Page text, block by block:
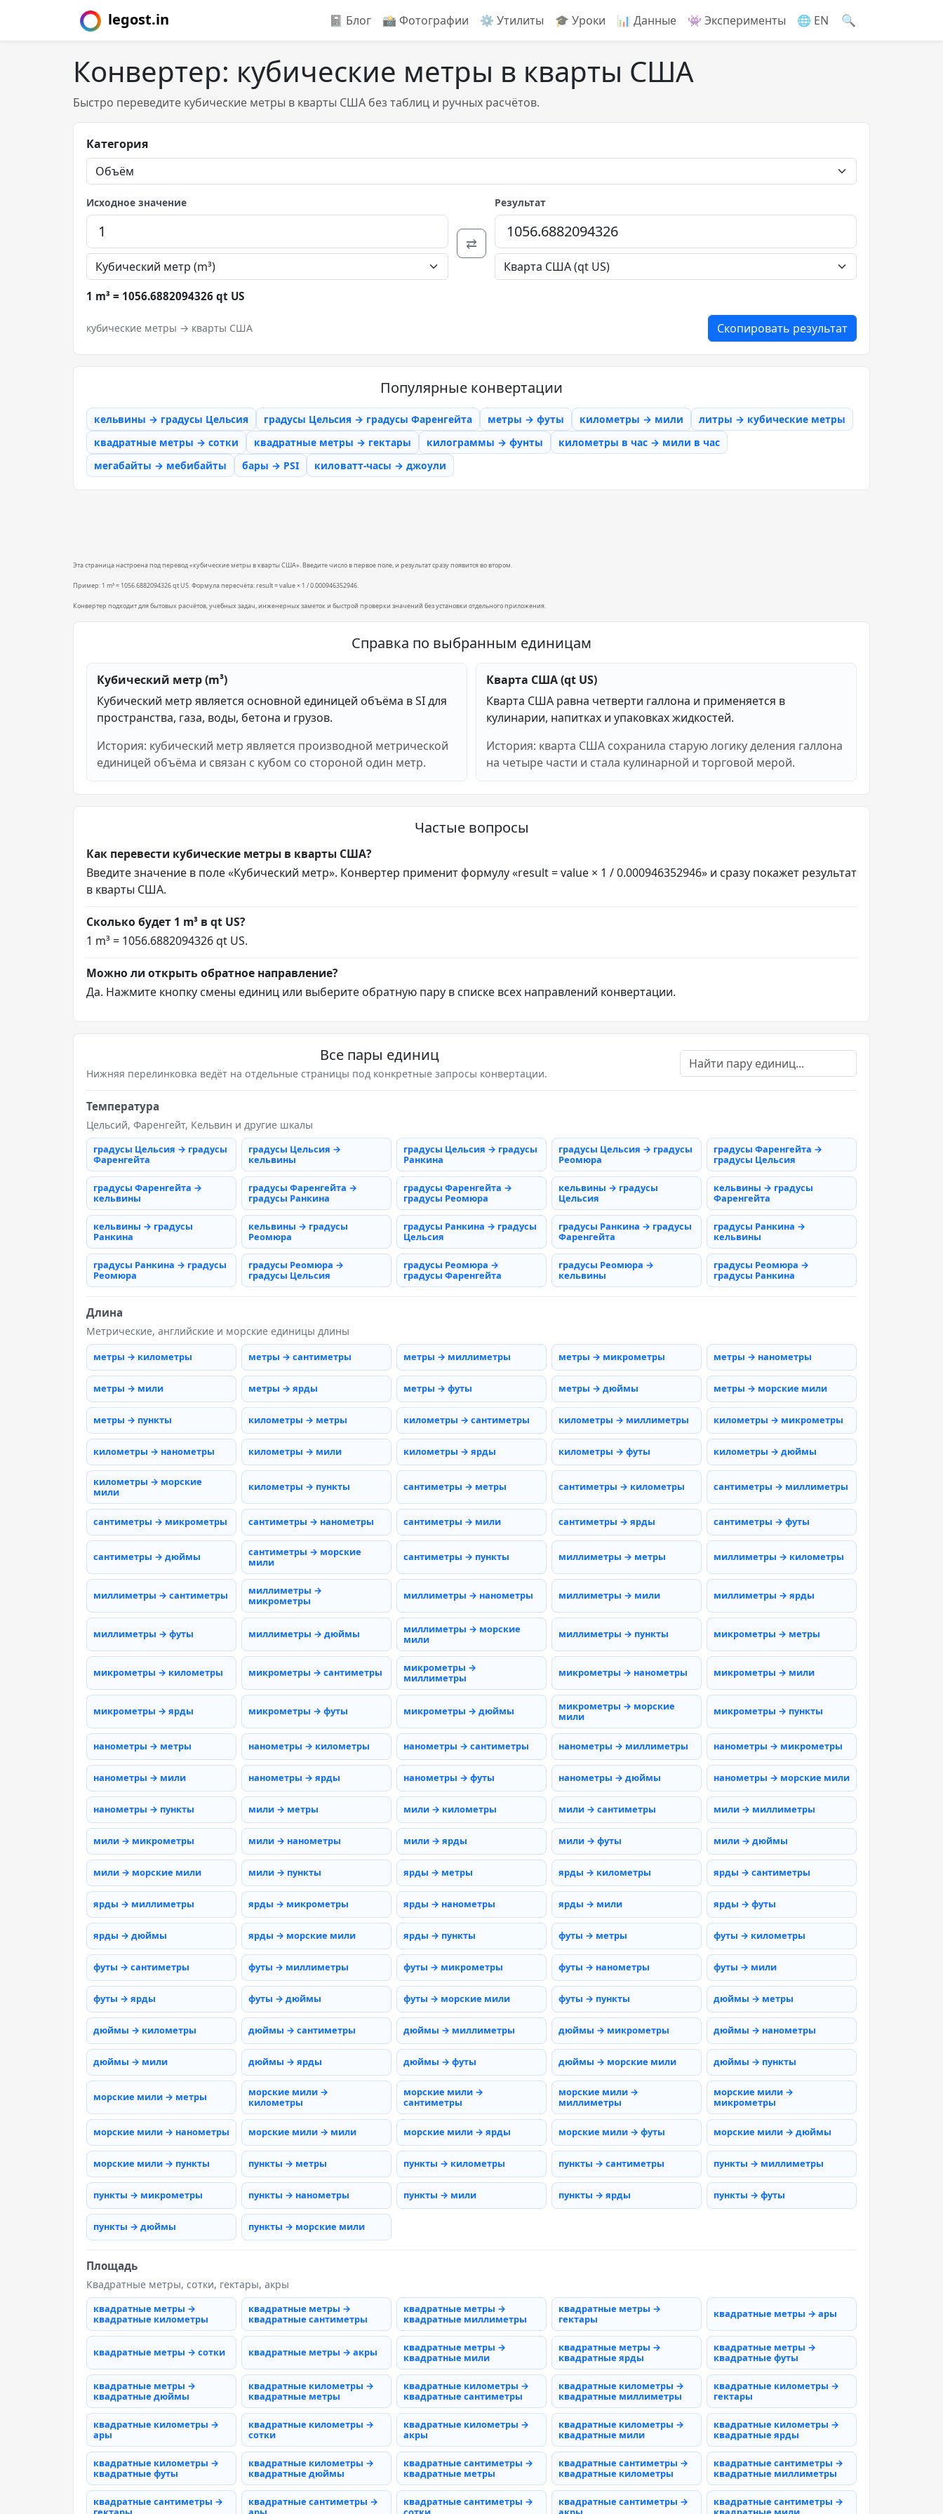
legost.in 🔍
📓 Блог 📸️ Фотографии ⚙️ Утилиты 🎓 Уроки 📊 Данные 👾 Эксперименты 🌐 EN
Конвертер: кубические метры в кварты США
Быстро переведите кубические метры в кварты США без таблиц и ручных расчётов.
Категория
Исходное значение
⇄
Результат
1 m³ = 1056.6882094326 qt US
кубические метры → кварты США Скопировать результат
Популярные конвертации
кельвины → градусы Цельсия градусы Цельсия → градусы Фаренгейта метры → футы километры → мили
литры → кубические метры
квадратные метры → сотки
квадратные метры → гектары килограммы → фунты
километры в час → мили в час
мегабайты → мебибайты
бары → PSI киловатт-часы → джоули
Эта страница настроена под перевод «кубические метры в кварты США». Введите число в первое поле, и результат сразу появится во втором.
Пример: 1 m³ = 1056.6882094326 qt US. Формула пересчёта: result = value × 1 / 0.000946352946.
Конвертер подходит для бытовых расчётов, учебных задач, инженерных заметок и быстрой проверки значений без установки отдельного приложения.
Справка по выбранным единицам
Кубический метр (m³)
Кубический метр является основной единицей объёма в SI для
пространства, газа, воды, бетона и грузов.
История: кубический метр является производной метрической
единицей объёма и связан с кубом со стороной один метр.
Кварта США (qt US)
Кварта США равна четверти галлона и применяется в
кулинарии, напитках и упаковках жидкостей.
История: кварта США сохранила старую логику деления галлона
на четыре части и стала кулинарной и торговой мерой.
Частые вопросы
Как перевести кубические метры в кварты США?
Введите значение в поле «Кубический метр». Конвертер применит формулу «result = value × 1 / 0.000946352946» и сразу покажет результат
в кварты США.
Сколько будет 1 m³ в qt US?
1 m³ = 1056.6882094326 qt US.
Можно ли открыть обратное направление?
Да. Нажмите кнопку смены единиц или выберите обратную пару в списке всех направлений конвертации.
Все пары единиц
Нижняя перелинковка ведёт на отдельные страницы под конкретные запросы конвертации.
Температура
Цельсий, Фаренгейт, Кельвин и другие шкалы
градусы Цельсия → градусы
Фаренгейта
градусы Цельсия →
кельвины
градусы Цельсия → градусы
Ранкина
градусы Цельсия → градусы
Реомюра
градусы Фаренгейта →
градусы Цельсия
градусы Фаренгейта →
кельвины
градусы Фаренгейта →
градусы Ранкина
градусы Фаренгейта →
градусы Реомюра
кельвины → градусы
Цельсия
кельвины → градусы
Фаренгейта
кельвины → градусы
Ранкина
кельвины → градусы
Реомюра
градусы Ранкина → градусы
Цельсия
градусы Ранкина → градусы
Фаренгейта
градусы Ранкина →
кельвины
градусы Ранкина → градусы
Реомюра
градусы Реомюра →
градусы Цельсия
градусы Реомюра →
градусы Фаренгейта
градусы Реомюра →
кельвины
градусы Реомюра →
градусы Ранкина
Длина
Метрические, английские и морские единицы длины
метры → километры метры → сантиметры метры → миллиметры метры → микрометры метры → нанометры
метры → мили метры → ярды метры → футы метры → дюймы метры → морские мили
метры → пункты километры → метры километры → сантиметры километры → миллиметры километры → микрометры
километры → нанометры километры → мили километры → ярды километры → футы километры → дюймы
километры → морские
мили
километры → пункты сантиметры → метры сантиметры → километры сантиметры → миллиметры
сантиметры → микрометры сантиметры → нанометры сантиметры → мили сантиметры → ярды сантиметры → футы
сантиметры → дюймы
сантиметры → морские
мили
сантиметры → пункты миллиметры → метры миллиметры → километры
миллиметры → сантиметры
миллиметры →
микрометры
миллиметры → нанометры миллиметры → мили миллиметры → ярды
миллиметры → футы миллиметры → дюймы
миллиметры → морские
мили
миллиметры → пункты микрометры → метры
микрометры → километры микрометры → сантиметры
микрометры →
миллиметры
микрометры → нанометры микрометры → мили
микрометры → ярды микрометры → футы микрометры → дюймы
микрометры → морские
мили
микрометры → пункты
нанометры → метры нанометры → километры нанометры → сантиметры нанометры → миллиметры нанометры → микрометры
нанометры → мили нанометры → ярды нанометры → футы нанометры → дюймы нанометры → морские мили
нанометры → пункты мили → метры мили → километры мили → сантиметры мили → миллиметры
мили → микрометры мили → нанометры мили → ярды мили → футы мили → дюймы
мили → морские мили мили → пункты ярды → метры ярды → километры ярды → сантиметры
ярды → миллиметры ярды → микрометры ярды → нанометры ярды → мили ярды → футы
ярды → дюймы ярды → морские мили ярды → пункты футы → метры футы → километры
футы → сантиметры футы → миллиметры футы → микрометры футы → нанометры футы → мили
футы → ярды футы → дюймы футы → морские мили футы → пункты дюймы → метры
дюймы → километры дюймы → сантиметры дюймы → миллиметры дюймы → микрометры дюймы → нанометры
дюймы → мили дюймы → ярды дюймы → футы дюймы → морские мили дюймы → пункты
морские мили → метры
морские мили →
километры
морские мили →
сантиметры
морские мили →
миллиметры
морские мили →
микрометры
морские мили → нанометры морские мили → мили морские мили → ярды морские мили → футы морские мили → дюймы
морские мили → пункты пункты → метры пункты → километры пункты → сантиметры пункты → миллиметры
пункты → микрометры пункты → нанометры пункты → мили пункты → ярды пункты → футы
пункты → дюймы пункты → морские мили
Площадь
Квадратные метры, сотки, гектары, акры
квадратные метры →
квадратные километры
квадратные метры →
квадратные сантиметры
квадратные метры →
квадратные миллиметры
квадратные метры →
гектары
квадратные метры → ары
квадратные метры → сотки квадратные метры → акры
квадратные метры →
квадратные мили
квадратные метры →
квадратные ярды
квадратные метры →
квадратные футы
квадратные метры →
квадратные дюймы
квадратные километры →
квадратные метры
квадратные километры →
квадратные сантиметры
квадратные километры →
квадратные миллиметры
квадратные километры →
гектары
квадратные километры →
ары
квадратные километры →
сотки
квадратные километры →
акры
квадратные километры →
квадратные мили
квадратные километры →
квадратные ярды
квадратные километры →
квадратные футы
квадратные километры →
квадратные дюймы
квадратные сантиметры →
квадратные метры
квадратные сантиметры →
квадратные километры
квадратные сантиметры →
квадратные миллиметры
квадратные сантиметры →
квадратные сантиметры →
квадратные сантиметры →
квадратные сантиметры →
квадратные сантиметры →